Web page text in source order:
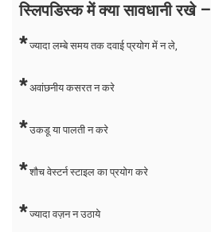
स्लिपडिस्क में क्या सावधानी रखे –
*ज्यादा लम्बे समय तक दवाई प्रयोग में न ले,
* अवांछनीय कसरत न करे
*उकडू या पालती न करे
*शौच वेस्टर्न स्टाइल का प्रयोग करे
*ज्यादा वज़न न उठाये